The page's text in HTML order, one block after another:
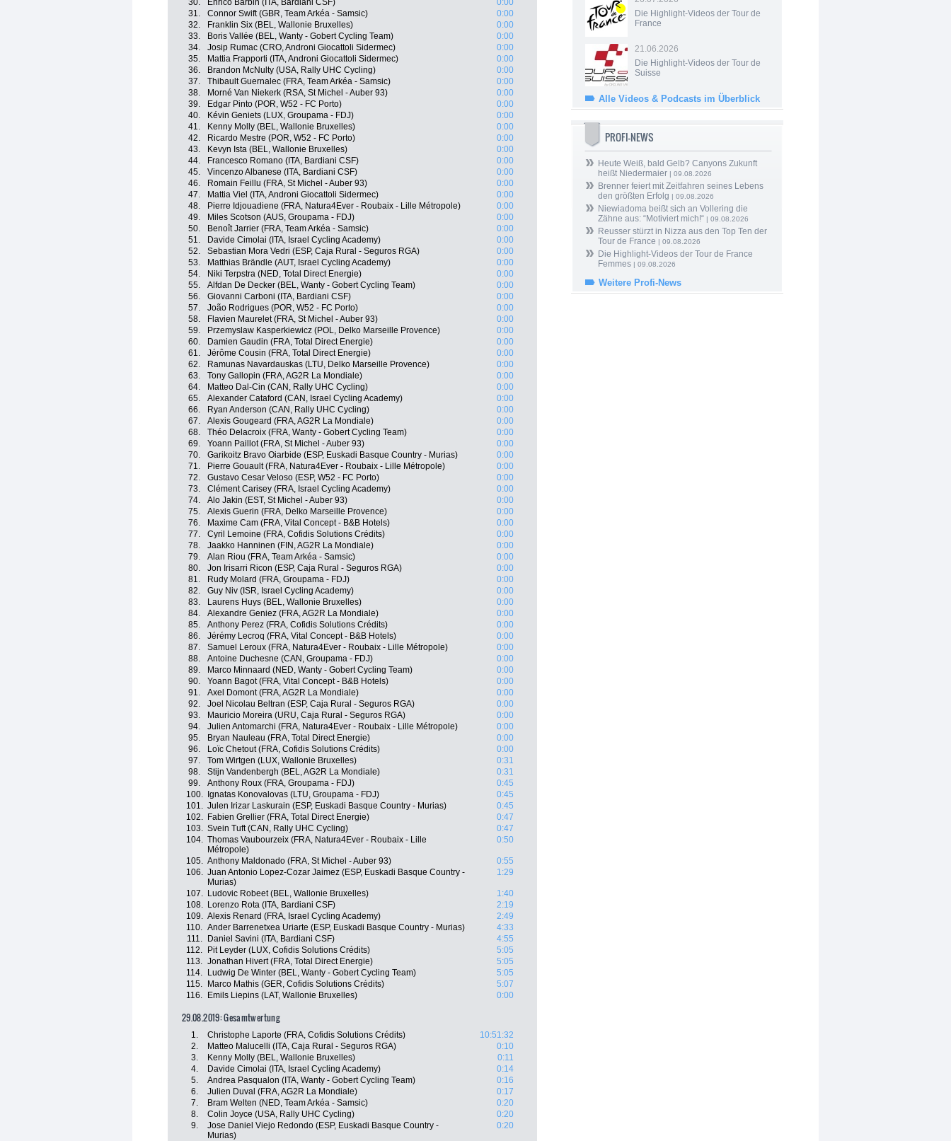
30.
Enrico Barbin (ITA, Bardiani CSF)
0:00
31.
Connor Swift (GBR, Team Arkéa - Samsic)
0:00
32.
Franklin Six (BEL, Wallonie Bruxelles)
0:00
33.
Boris Vallée (BEL, Wanty - Gobert Cycling Team)
0:00
34.
Josip Rumac (CRO, Androni Giocattoli Sidermec)
0:00
35.
Mattia Frapporti (ITA, Androni Giocattoli Sidermec)
0:00
36.
Brandon McNulty (USA, Rally UHC Cycling)
0:00
37.
Thibault Guernalec (FRA, Team Arkéa - Samsic)
0:00
38.
Morné Van Niekerk (RSA, St Michel - Auber 93)
0:00
39.
Edgar Pinto (POR, W52 - FC Porto)
0:00
40.
Kévin Geniets (LUX, Groupama - FDJ)
0:00
41.
Kenny Molly (BEL, Wallonie Bruxelles)
0:00
42.
Ricardo Mestre (POR, W52 - FC Porto)
0:00
43.
Kevyn Ista (BEL, Wallonie Bruxelles)
0:00
44.
Francesco Romano (ITA, Bardiani CSF)
0:00
45.
Vincenzo Albanese (ITA, Bardiani CSF)
0:00
46.
Romain Feillu (FRA, St Michel - Auber 93)
0:00
47.
Mattia Viel (ITA, Androni Giocattoli Sidermec)
0:00
48.
Pierre Idjouadiene (FRA, Natura4Ever - Roubaix - Lille Métropole)
0:00
49.
Miles Scotson (AUS, Groupama - FDJ)
0:00
50.
Benoît Jarrier (FRA, Team Arkéa - Samsic)
0:00
51.
Davide Cimolai (ITA, Israel Cycling Academy)
0:00
52.
Sebastian Mora Vedri (ESP, Caja Rural - Seguros RGA)
0:00
53.
Matthias Brändle (AUT, Israel Cycling Academy)
0:00
54.
Niki Terpstra (NED, Total Direct Energie)
0:00
55.
Alfdan De Decker (BEL, Wanty - Gobert Cycling Team)
0:00
56.
Giovanni Carboni (ITA, Bardiani CSF)
0:00
57.
João Rodrigues (POR, W52 - FC Porto)
0:00
58.
Flavien Maurelet (FRA, St Michel - Auber 93)
0:00
59.
Przemyslaw Kasperkiewicz (POL, Delko Marseille Provence)
0:00
60.
Damien Gaudin (FRA, Total Direct Energie)
0:00
61.
Jérôme Cousin (FRA, Total Direct Energie)
0:00
62.
Ramunas Navardauskas (LTU, Delko Marseille Provence)
0:00
63.
Tony Gallopin (FRA, AG2R La Mondiale)
0:00
64.
Matteo Dal-Cin (CAN, Rally UHC Cycling)
0:00
65.
Alexander Cataford (CAN, Israel Cycling Academy)
0:00
66.
Ryan Anderson (CAN, Rally UHC Cycling)
0:00
67.
Alexis Gougeard (FRA, AG2R La Mondiale)
0:00
68.
Théo Delacroix (FRA, Wanty - Gobert Cycling Team)
0:00
69.
Yoann Paillot (FRA, St Michel - Auber 93)
0:00
70.
Garikoitz Bravo Oiarbide (ESP, Euskadi Basque Country - Murias)
0:00
71.
Pierre Gouault (FRA, Natura4Ever - Roubaix - Lille Métropole)
0:00
72.
Gustavo Cesar Veloso (ESP, W52 - FC Porto)
0:00
73.
Clément Carisey (FRA, Israel Cycling Academy)
0:00
74.
Alo Jakin (EST, St Michel - Auber 93)
0:00
75.
Alexis Guerin (FRA, Delko Marseille Provence)
0:00
76.
Maxime Cam (FRA, Vital Concept - B&B Hotels)
0:00
77.
Cyril Lemoine (FRA, Cofidis Solutions Crédits)
0:00
78.
Jaakko Hanninen (FIN, AG2R La Mondiale)
0:00
79.
Alan Riou (FRA, Team Arkéa - Samsic)
0:00
80.
Jon Irisarri Ricon (ESP, Caja Rural - Seguros RGA)
0:00
81.
Rudy Molard (FRA, Groupama - FDJ)
0:00
82.
Guy Niv (ISR, Israel Cycling Academy)
0:00
83.
Laurens Huys (BEL, Wallonie Bruxelles)
0:00
84.
Alexandre Geniez (FRA, AG2R La Mondiale)
0:00
85.
Anthony Perez (FRA, Cofidis Solutions Crédits)
0:00
86.
Jérémy Lecroq (FRA, Vital Concept - B&B Hotels)
0:00
87.
Samuel Leroux (FRA, Natura4Ever - Roubaix - Lille Métropole)
0:00
88.
Antoine Duchesne (CAN, Groupama - FDJ)
0:00
89.
Marco Minnaard (NED, Wanty - Gobert Cycling Team)
0:00
90.
Yoann Bagot (FRA, Vital Concept - B&B Hotels)
0:00
91.
Axel Domont (FRA, AG2R La Mondiale)
0:00
92.
Joel Nicolau Beltran (ESP, Caja Rural - Seguros RGA)
0:00
93.
Mauricio Moreira (URU, Caja Rural - Seguros RGA)
0:00
94.
Julien Antomarchi (FRA, Natura4Ever - Roubaix - Lille Métropole)
0:00
95.
Bryan Nauleau (FRA, Total Direct Energie)
0:00
96.
Loïc Chetout (FRA, Cofidis Solutions Crédits)
0:00
97.
Tom Wirtgen (LUX, Wallonie Bruxelles)
0:31
98.
Stijn Vandenbergh (BEL, AG2R La Mondiale)
0:31
99.
Anthony Roux (FRA, Groupama - FDJ)
0:45
100.
Ignatas Konovalovas (LTU, Groupama - FDJ)
0:45
101. Julen Irizar Laskurain (ESP, Euskadi Basque Country - Murias)
0:45
102.
Fabien Grellier (FRA, Total Direct Energie)
0:47
103. Svein Tuft (CAN, Rally UHC Cycling)
0:47
104. Thomas Vaubourzeix (FRA, Natura4Ever - Roubaix - Lille
Métropole)
0:50
105. Anthony Maldonado (FRA, St Michel - Auber 93)
0:55
106. Juan Antonio Lopez-Cozar Jaimez (ESP, Euskadi Basque Country -
Murias)
1:29
107. Ludovic Robeet (BEL, Wallonie Bruxelles)
1:40
108.
Lorenzo Rota (ITA, Bardiani CSF)
2:19
109. Alexis Renard (FRA, Israel Cycling Academy)
2:49
110. Ander Barrenetxea Uriarte (ESP, Euskadi Basque Country - Murias)
4:33
111.
Daniel Savini (ITA, Bardiani CSF)
4:55
112.
Pit Leyder (LUX, Cofidis Solutions Crédits)
5:05
113. Jonathan Hivert (FRA, Total Direct Energie)
5:05
114.
Ludwig De Winter (BEL, Wanty - Gobert Cycling Team)
5:05
115.
Marco Mathis (GER, Cofidis Solutions Crédits)
5:07
116.
Emils Liepins (LAT, Wallonie Bruxelles) 0:00
29.08.2019: Gesamtwertung
1. Christophe Laporte (FRA, Cofidis Solutions Crédits)
10:51:32
2.
Matteo Malucelli (ITA, Caja Rural - Seguros RGA)
0:10
3.
Kenny Molly (BEL, Wallonie Bruxelles)
0:11
4.
Davide Cimolai (ITA, Israel Cycling Academy)
0:14
5.
Andrea Pasqualon (ITA, Wanty - Gobert Cycling Team)
0:16
6.
Julien Duval (FRA, AG2R La Mondiale)
0:17
7.
Bram Welten (NED, Team Arkéa - Samsic)
0:20
8.
Colin Joyce (USA, Rally UHC Cycling)
0:20
9.
Jose Daniel Viejo Redondo (ESP, Euskadi Basque Country -
Murias)
0:20
Die Highlight-Videos der Tour de
France
21.06.2026
Die Highlight-Videos der Tour de
Suisse
Alle Videos & Podcasts im Überblick
PROFI-NEWS
Heute Weiß, bald Gelb? Canyons Zukunft
heißt Niedermaier | 09.08.2026
Brenner feiert mit Zeitfahren seines Lebens
den größten Erfolg | 09.08.2026
Niewiadoma beißt sich an Vollering die
Zähne aus: “Motiviert mich!“ | 09.08.2026
Reusser stürzt in Nizza aus den Top Ten der
Tour de France | 09.08.2026
Die Highlight-Videos der Tour de France
Femmes | 09.08.2026
Weitere Profi-News